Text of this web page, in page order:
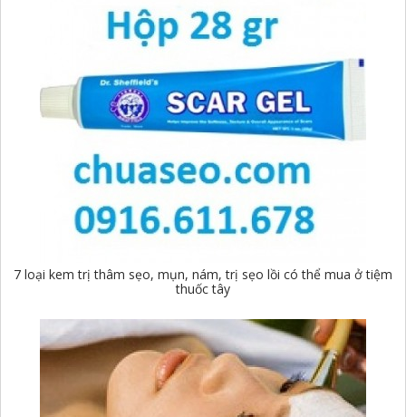
7 loại kem trị thâm sẹo, mụn, nám, trị sẹo lồi có thể mua ở tiệm
thuốc tây